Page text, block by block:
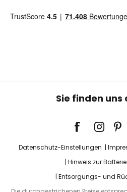
Sie finden uns
Datenschutz-Einstellungen
Hinweis zur
Entsorgungs- und